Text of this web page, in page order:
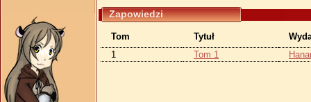
Zapowiedzi
Tom Tytuł
1
Tom 1